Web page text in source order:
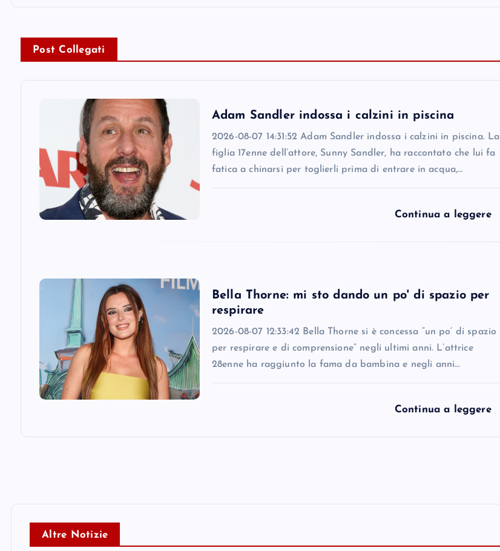
Post Collegati
Adam Sandler indossa i calzini in piscina
2026-08-07 14:31:52 Adam Sandler indossa i calzini in piscina. La
figlia 17enne dell’attore, Sunny Sandler, ha raccontato che lui fa
fatica a chinarsi per toglierli prima di entrare in acqua,…
Continua a leggere
Bella Thorne: mi sto dando un po' di spazio per
respirare
2026-08-07 12:33:42 Bella Thorne si è concessa “un po’ di spazio
per respirare e di comprensione” negli ultimi anni. L’attrice
28enne ha raggiunto la fama da bambina e negli anni…
Continua a leggere
Altre Notizie